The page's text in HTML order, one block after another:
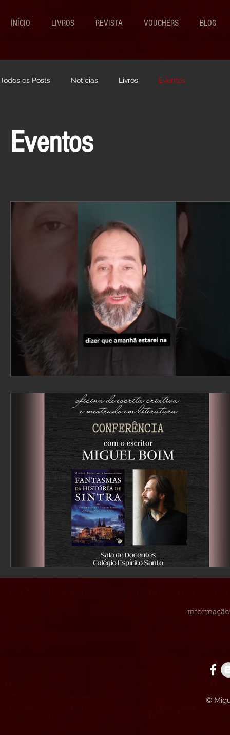
INÍCIO LIVROS REVISTA VOUCHERS BLOG
Todos os Posts Notícias Livros Eventos
Eventos
informação
©